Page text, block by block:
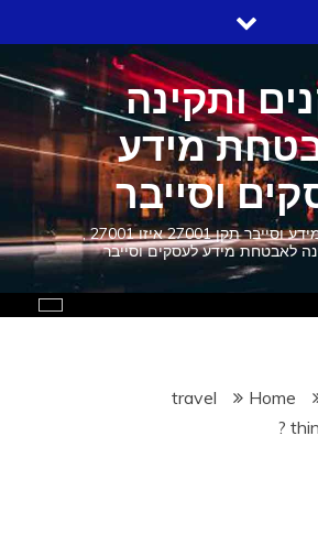
ותקינה
מידע
וסייבר
תקן לאבטחת מידע וסייבר תקן 27001 איזו 27001 ,
לאבטחת מידע לעסקים וסייבר
Home
travel